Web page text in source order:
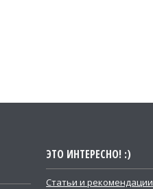
ЭТО ИНТЕРЕСНО! :)
Статьи и рекомендации